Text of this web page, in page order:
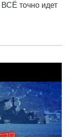
точно идет